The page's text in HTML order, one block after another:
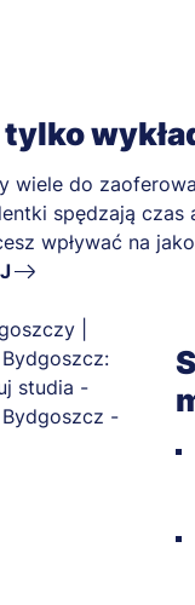
wiele do
spędzają czas
wpływać na